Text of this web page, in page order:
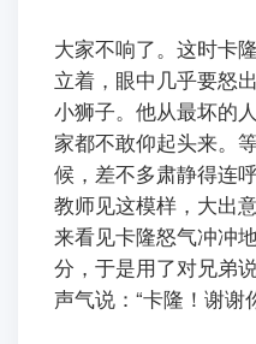
ㅤㅤ大家不响了。这时
立着，眼中几乎要怒
小狮子。他从最坏的
家都不敢仰起头来。
候，差不多肃静得连
教师见这模样，大出
来看见卡隆怒气冲冲
分，于是用了对兄弟
声气说：“卡隆！谢谢